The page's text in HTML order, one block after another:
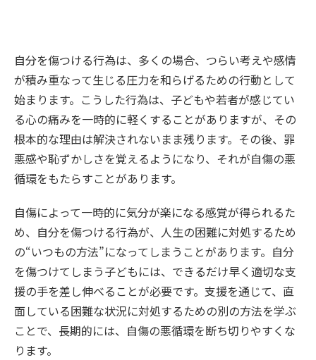
自分を傷つける行為は、多くの場合、つらい考えや感情
が積み重なって生じる圧力を和らげるための行動として
始まります。こうした行為は、子どもや若者が感じてい
る心の痛みを一時的に軽くすることがありますが、その
根本的な理由は解決されないまま残ります。その後、罪
悪感や恥ずかしさを覚えるようになり、それが自傷の悪
循環をもたらすことがあります。
自傷によって一時的に気分が楽になる感覚が得られるた
め、自分を傷つける行為が、人生の困難に対処するため
の“いつもの方法”になってしまうことがあります。自分
を傷つけてしまう子どもには、できるだけ早く適切な支
援の手を差し伸べることが必要です。支援を通じて、直
面している困難な状況に対処するための別の方法を学ぶ
ことで、長期的には、自傷の悪循環を断ち切りやすくな
ります。